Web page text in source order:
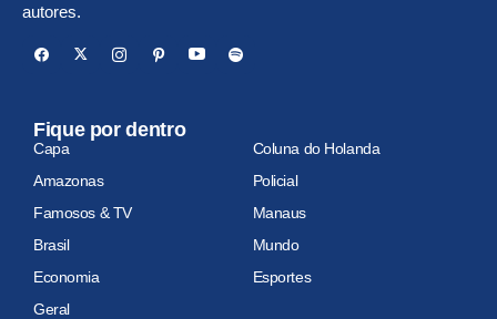
autores.
Fique por dentro
Capa
Coluna do Holanda
Amazonas
Policial
Famosos & TV
Manaus
Brasil
Mundo
Economia
Esportes
Geral